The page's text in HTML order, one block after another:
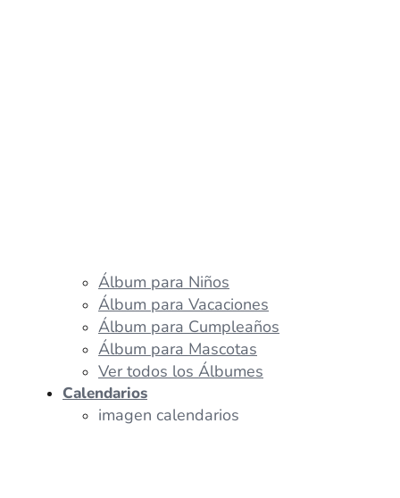
Álbum para Niños
Álbum para Vacaciones
Álbum para Cumpleaños
Álbum para Mascotas
Ver todos los Álbumes
Calendarios
imagen calendarios